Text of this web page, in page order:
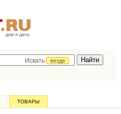
дом и дача
Искать
везде
ТОВАРЫ